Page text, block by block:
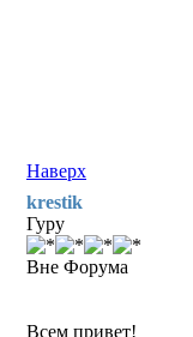
Наверх
krestik
Гуру
Вне Форума
Всем привет!